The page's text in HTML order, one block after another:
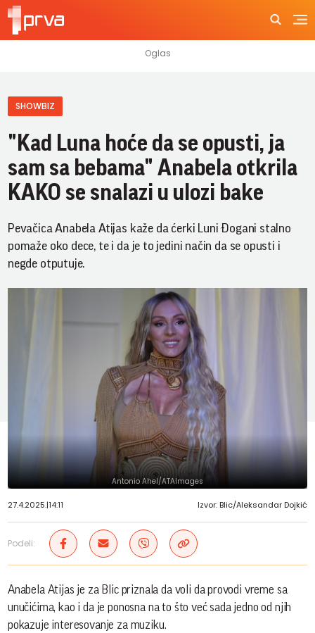
SHOWBIZ
"Kad Luna hoće da se opusti, ja
sam sa bebama" Anabela otkrila
KAKO se snalazi u ulozi bake
Pevačica Anabela Atijas kaže da ćerki Luni Đogani stalno
pomaže oko dece, te i da je to jedini način da se opusti i
negde otputuje.
Antonio Ahel/ATAImages
27.4.2025.|14:11 Izvor: Blic/Aleksandar Dojkić
Podeli:
Anabela Atijas je za Blic priznala da voli da provodi vreme sa
unučićima, kao i da je ponosna na to što već sada jedno od njih
pokazuje interesovanje za muziku.